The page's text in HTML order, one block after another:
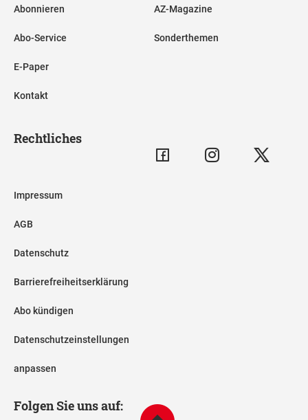
Abonnieren
Abo-Service
E-Paper
Kontakt
AZ-Magazine
Sonderthemen
Rechtliches
Impressum
AGB
Datenschutz
Barrierefreiheitserklärung
Abo kündigen
Datenschutzeinstellungen
anpassen
Folgen Sie uns auf: